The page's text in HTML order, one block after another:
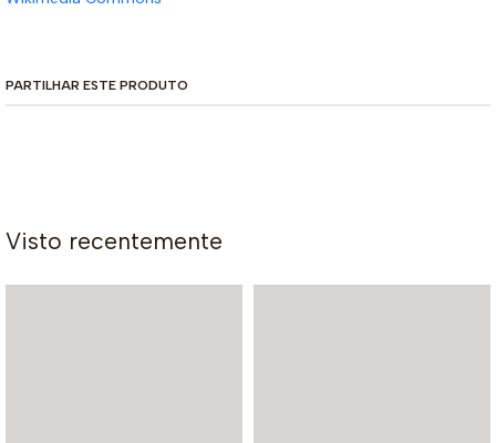
PARTILHAR ESTE PRODUTO
Visto recentemente